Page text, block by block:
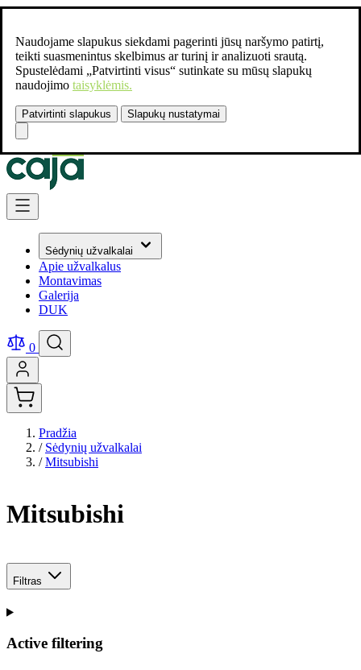
Naudojame slapukus siekdami pagerinti jūsų naršymo patirtį,
teikti suasmenintus skelbimus ar turinį ir analizuoti srautą.
Spustelėdami „Patvirtinti visus“ sutinkate su mūsų slapukų
naudojimo taisyklėmis.
Patvirtinti slapukus Slapukų nustatymai
Susisiekite:
Skip to Content
Sėdynių užvalkalai
Apie užvalkalus
Montavimas
Galerija
DUK
0
Pradžia
/ Sėdynių užvalkalai
/ Mitsubishi
Mitsubishi
Filtras
Active filtering